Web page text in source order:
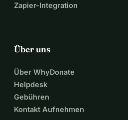
Zapier-Integration
Über uns
Über WhyDonate
Helpdesk
Gebühren
Kontakt Aufnehmen